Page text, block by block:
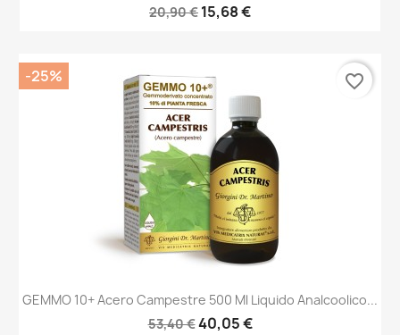
20,90 € 15,68 €
GEMMO 10+ Acero Campestre 500 Ml Liquido Analcoolico...
53,40 €40,05 €
-25% favorite_border